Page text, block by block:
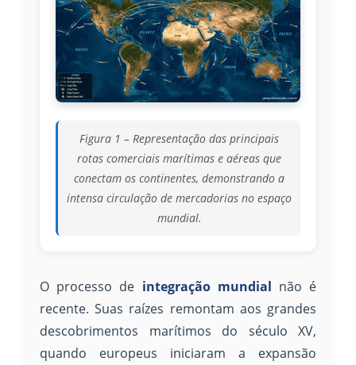
Figura 1 – Representação das principais
rotas comerciais marítimas e aéreas que
conectam os continentes, demonstrando a
intensa circulação de mercadorias no espaço
mundial.
O processo de integração mundial não é
recente. Suas raízes remontam aos grandes
descobrimentos marítimos do século XV,
quando europeus iniciaram a expansão